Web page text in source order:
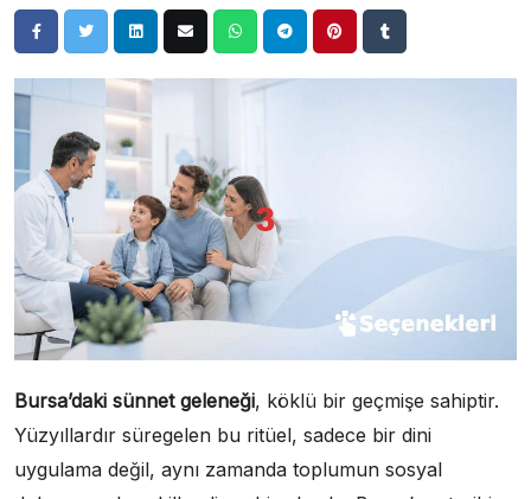
Bursa’daki sünnet geleneği, köklü bir geçmişe sahiptir.
Yüzyıllardır süregelen bu ritüel, sadece bir dini
uygulama değil, aynı zamanda toplumun sosyal